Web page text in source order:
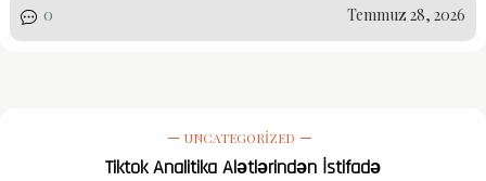
0 Temmuz 28, 2026
UNCATEGORIZED
Tiktok Analitika Alətlərindən İstifadə